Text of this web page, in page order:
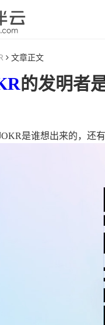
文章正文
的发明者
是谁想出来的，还